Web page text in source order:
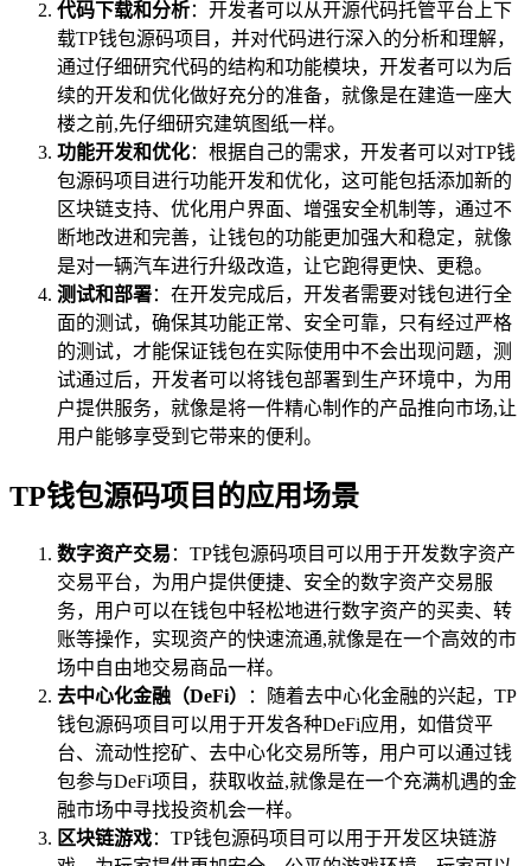
代码下载和分析：开发者可以从开源代码托管平台上下
载TP钱包源码项目，并对代码进行深入的分析和理解，
通过仔细研究代码的结构和功能模块，开发者可以为后
续的开发和优化做好充分的准备，就像是在建造一座大
楼之前,先仔细研究建筑图纸一样。
功能开发和优化：根据自己的需求，开发者可以对TP钱
包源码项目进行功能开发和优化，这可能包括添加新的
区块链支持、优化用户界面、增强安全机制等，通过不
断地改进和完善，让钱包的功能更加强大和稳定，就像
是对一辆汽车进行升级改造，让它跑得更快、更稳。
测试和部署：在开发完成后，开发者需要对钱包进行全
面的测试，确保其功能正常、安全可靠，只有经过严格
的测试，才能保证钱包在实际使用中不会出现问题，测
试通过后，开发者可以将钱包部署到生产环境中，为用
户提供服务，就像是将一件精心制作的产品推向市场,让
用户能够享受到它带来的便利。
TP钱包源码项目的应用场景
数字资产交易 ：TP钱包源码项目可以用于开发数字资产
交易平台，为用户提供便捷、安全的数字资产交易服
务，用户可以在钱包中轻松地进行数字资产的买卖、转
账等操作，实现资产的快速流通,就像是在一个高效的市
场中自由地交易商品一样。
去中心化金融（DeFi）
：随着去中心化金融的兴起，TP
钱包源码项目可以用于开发各种DeFi应用，如借贷平
台、流动性挖矿、去中心化交易所等，用户可以通过钱
包参与DeFi项目，获取收益,就像是在一个充满机遇的金
融市场中寻找投资机会一样。
区块链游戏：TP钱包源码项目可以用于开发区块链游